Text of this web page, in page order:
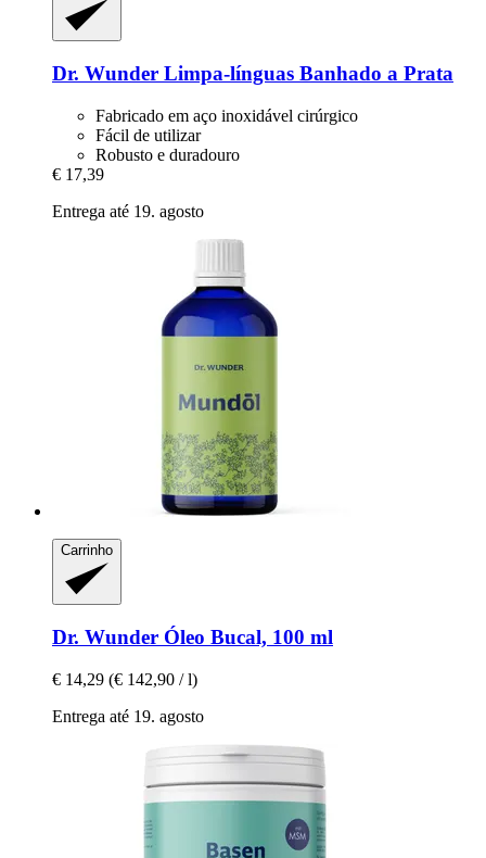
Dr. Wunder Limpa-​línguas Banhado a Prata
Fabricado em aço inoxidável cirúrgico
Fácil de utilizar
Robusto e duradouro
€ 17,39
Entrega até 19. agosto
Carrinho
Dr. Wunder Óleo Bucal, 100 ml
€ 14,29 (€ 142,90 / l)
Entrega até 19. agosto